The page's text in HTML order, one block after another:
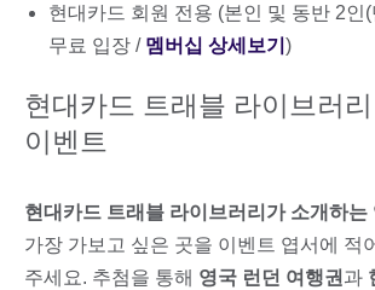
현대카드 회원 전용 (본인 및 동반 2인
무료 입장 / 멤버십 상세보기 )
현대카드 트래블 라이브러
이벤트
현대카드 트래블 라이브러리가 소개하는
가장 가보고 싶은 곳을 이벤트 엽서에 적
주세요. 추첨을 통해 영국 런던 여행권 과